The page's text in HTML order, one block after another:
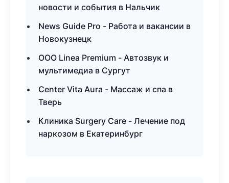
новости и события в Нальчик
News Guide Pro - Работа и вакансии в
Новокузнецк
ООО Linea Premium - Автозвук и
мультимедиа в Сургут
Center Vita Aura - Массаж и спа в
Тверь
Клиника Surgery Care - Лечение под
наркозом в Екатеринбург